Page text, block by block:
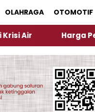
OLAHRAGA OTOMOTIF
Harga Pertamax